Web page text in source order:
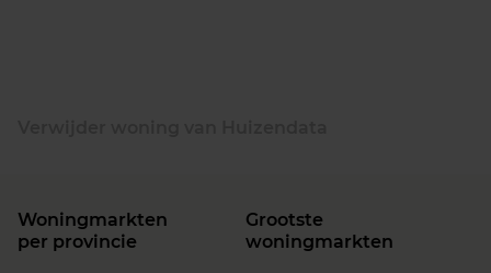
Woningmarkten
per provincie
Grootste
woningmarkten